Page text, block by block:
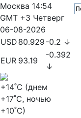
Москва 14:54
GMT +3 Четверг
06-08-2026
USD 80.929 -0.2 ↓
EUR 93.19
-0.392
↓
+14˚C (днем
+17˚C, ночью
+10˚C)